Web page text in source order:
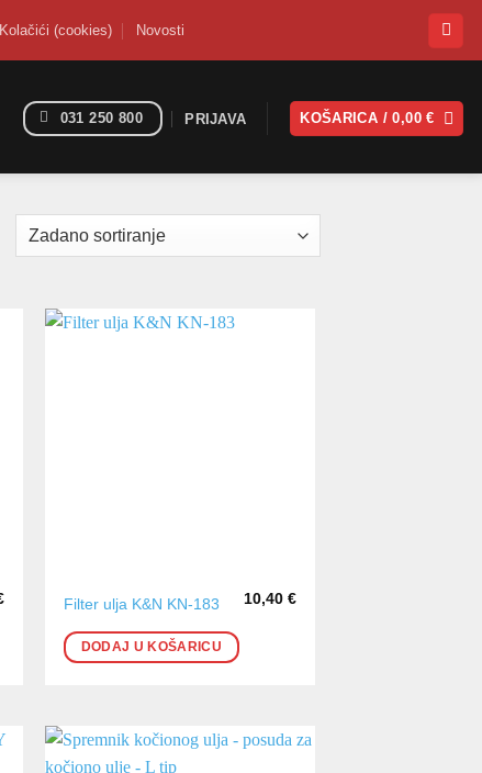
Kolačići (cookies) Novosti
031 250 800 PRIJAVA KOŠARICA /0,00€
Filter ulja K&N KN-183 10,40 €
DODAJ U KOŠARICU